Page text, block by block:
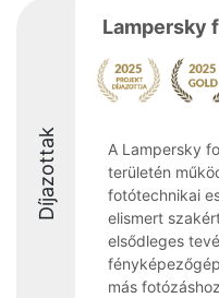
Díjazottak
Lampersky
A Lampersky
területén
fotótechnikai
elismert
elsődleges
más